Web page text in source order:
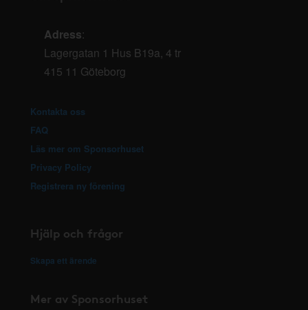
Adress:
Lagergatan 1 Hus B19a, 4 tr
415 11 Göteborg
Kontakta oss
FAQ
Läs mer om Sponsorhuset
Privacy Policy
Registrera ny förening
Hjälp och frågor
Skapa ett ärende
Mer av Sponsorhuset